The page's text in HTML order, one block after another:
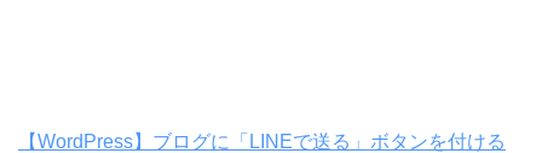
【WordPress】ブログに「LINEで送る」ボタンを付ける